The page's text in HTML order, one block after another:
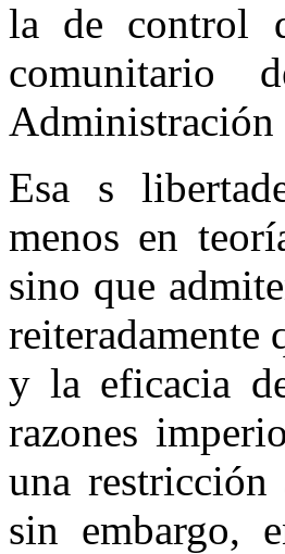
la de control
comunitario
Administración
Esa s
menos en
sino que
reiteradamente
y la eficacia
razones
una restricción
sin embargo,